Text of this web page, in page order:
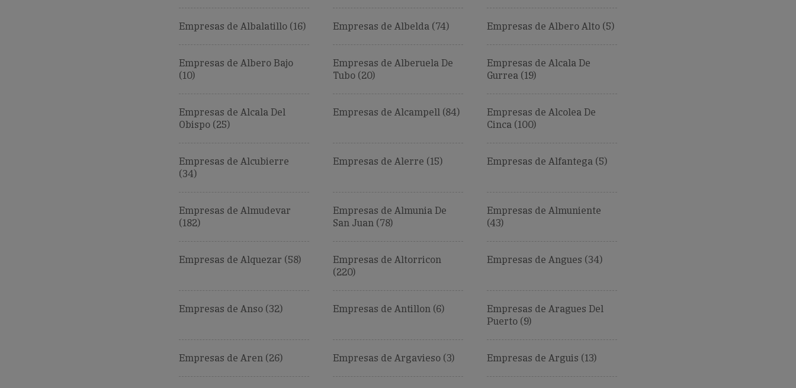
Empresas de Albalatillo (16) Empresas de Albelda (74) Empresas de Albero Alto (5)
Empresas de Albero Bajo
(10)
Empresas de Alberuela De
Tubo (20)
Empresas de Alcala De
Gurrea (19)
Empresas de Alcala Del
Obispo (25)
Empresas de Alcampell (84)
Empresas de Alcolea De
Cinca (100)
Empresas de Alcubierre
(34)
Empresas de Alerre (15) Empresas de Alfantega (5)
Empresas de Almudevar
(182)
Empresas de Almunia De
San Juan (78)
Empresas de Almuniente
(43)
Empresas de Alquezar (58)
Empresas de Altorricon
(220)
Empresas de Angues (34)
Empresas de Anso (32) Empresas de Antillon (6)
Empresas de Aragues Del
Puerto (9)
Empresas de Aren (26) Empresas de Argavieso (3) Empresas de Arguis (13)